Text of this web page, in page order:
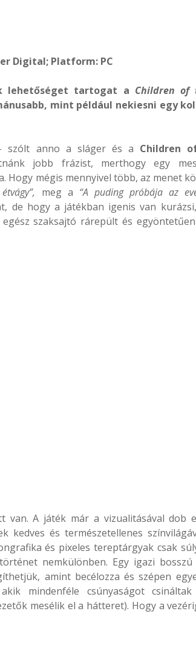
Digital; Platform: PC
lehetőséget tartogat a Children of
mint például nekiesni egy
anno a sláger és a Children
jobb frázist, merthogy egy
Hogy mégis mennyivel több, az menet
meg a “A puding próbája az
de hogy a játékban igenis van
szaksajtó rárepült és
van. A játék már a vizualitásával dob
kedves és természetellenes
és pixeles tereptárgyak csak
nemkülönben. Egy igazi
amint becélozza és szépen
mindenféle csúnyaságot
mesélik el a hátteret). Hogy a